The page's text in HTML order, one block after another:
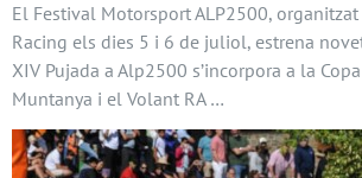
El Festival Motorsport ALP2500, organitzat
Racing els dies 5 i 6 de juliol, estrena
XIV Pujada a Alp2500 s’incorpora a la
Muntanya i el Volant RA …